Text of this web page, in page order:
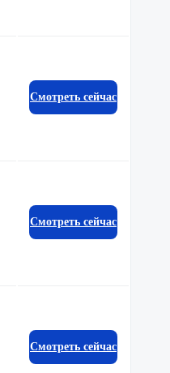
Смотреть сейчас
Смотреть сейчас
Смотреть сейчас